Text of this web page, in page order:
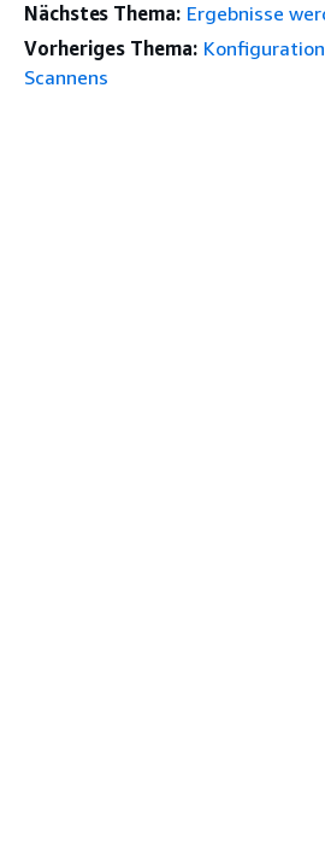
Nächstes Thema: Ergebnisse
Vorheriges Thema:
Scannens